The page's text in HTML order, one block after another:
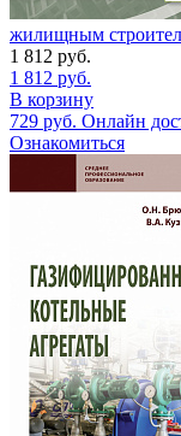
жилищным
1 812 руб.
1 812 руб.
В корзину
729 руб. Онлайн
Ознакомиться